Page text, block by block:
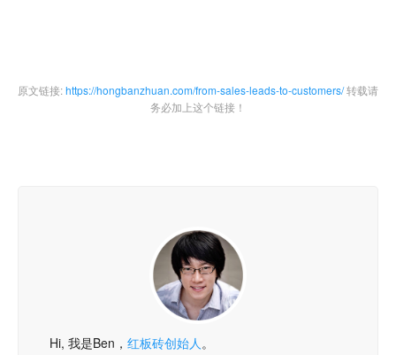
原文链接:https://hongbanzhuan.com/from-sales-leads-to-customers/转载请
务必加上这个链接！
Hi, 我是Ben， 红板砖创始人 。